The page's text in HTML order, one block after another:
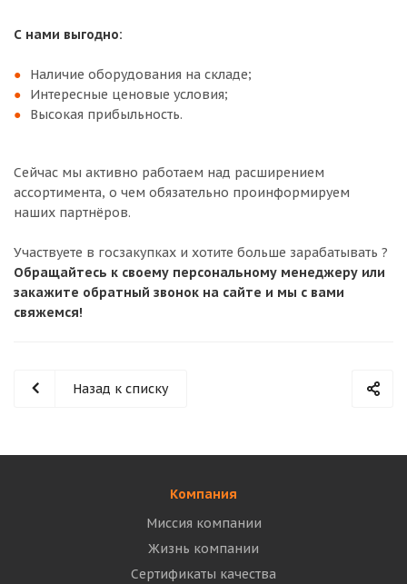
С нами выгодно:
Наличие оборудования на складе;
Интересные ценовые условия;
Высокая прибыльность.
Сейчас мы активно работаем над расширением
ассортимента, о чем обязательно проинформируем
наших партнёров.
Участвуете в госзакупках и хотите больше зарабатывать ?
Обращайтесь к своему персональному менеджеру или
закажите обратный звонок на сайте и мы с вами
свяжемся!
Назад к списку
Компания
Миссия компании
Жизнь компании
Сертификаты качества